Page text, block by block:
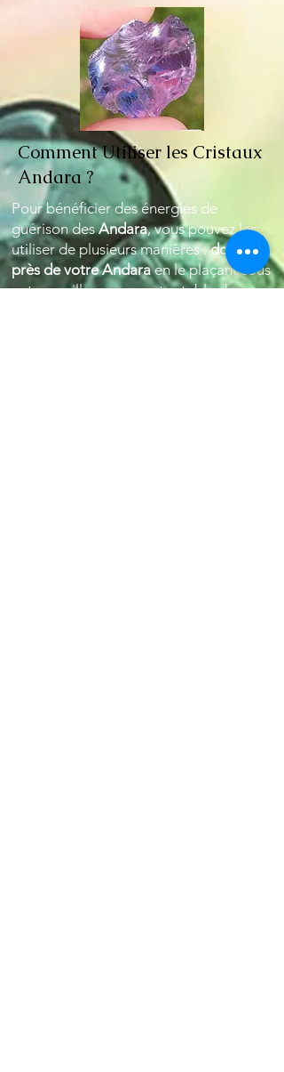
Comment Utiliser les Cristaux
Andara ?
Pour bénéficier des énergies de
guérison desAndara, vous pouvez les
utiliser de plusieurs manières :dormez
près de votre Andaraen le plaçant sous
votre oreiller ou sur votre table de